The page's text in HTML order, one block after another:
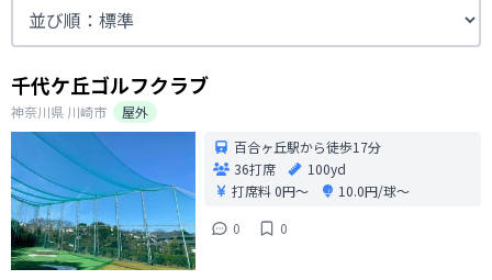
千代ケ丘ゴルフクラブ
神奈川県 川崎市
屋外
百合ヶ丘駅から徒歩17分
36打席
100yd
打席料0円〜
10.0円/球〜
0
0